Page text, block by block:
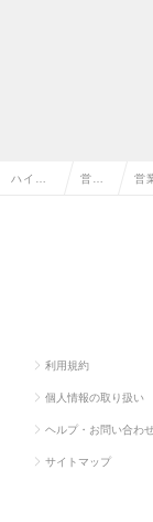
ハイク 営業 営
利用規約
個人情報の取り扱い
ヘルプ・お問い合わ
サイトマップ